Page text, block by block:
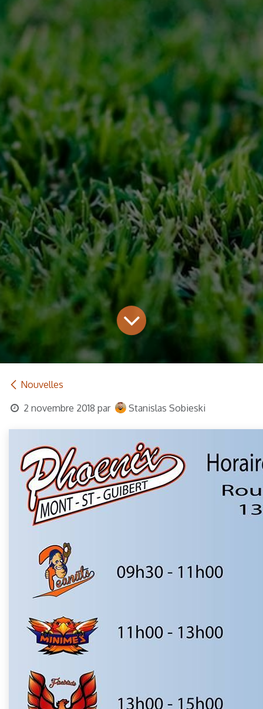
Nouvelles
2 novembre 2018 par Stanislas Sobieski